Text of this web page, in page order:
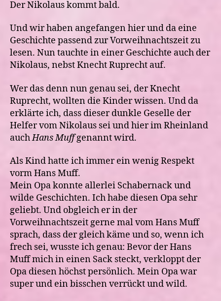
Der Nikolaus kommt bald.
Und wir haben angefangen hier und da eine
Geschichte passend zur Vorweihnachtszeit zu
lesen. Nun tauchte in einer Geschichte auch der
Nikolaus, nebst Knecht Ruprecht auf.
Wer das denn nun genau sei, der Knecht
Ruprecht, wollten die Kinder wissen. Und da
erklärte ich, dass dieser dunkle Geselle der
Helfer vom Nikolaus sei und hier im Rheinland
auchHans Muffgenannt wird.
Als Kind hatte ich immer ein wenig Respekt
vorm Hans Muff.
Mein Opa konnte allerlei Schabernack und
wilde Geschichten. Ich habe diesen Opa sehr
geliebt. Und obgleich er in der
Vorweihnachtszeit gerne mal vom Hans Muff
sprach, dass der gleich käme und so, wenn ich
frech sei, wusste ich genau: Bevor der Hans
Muff mich in einen Sack steckt, verkloppt der
Opa diesen höchst persönlich. Mein Opa war
super und ein bisschen verrückt und wild.